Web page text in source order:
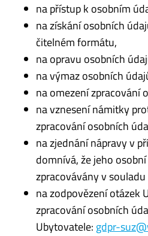
na přístup k osobním
na získání osobních
čitelném formátu,
na opravu osobních
na výmaz osobních
na omezení zpracování
na vznesení námitky
zpracování osobních
na zjednání nápravy v
domnívá, že jeho
zpracovávány v
na zodpovězení otázek
zpracování osobních
Ubytovatele: gdpr-